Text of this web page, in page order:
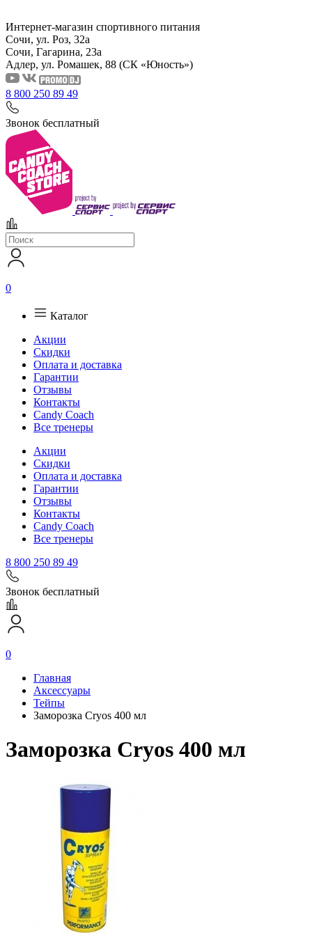
Интернет-магазин спортивного питания
Сочи, ул. Роз, 32а
Сочи, Гагарина, 23а
Адлер, ул. Ромашек, 88 (СК «Юность»)
8 800 250 89 49
Звонок бесплатный
0
Каталог
Акции
Скидки
Оплата и доставка
Гарантии
Отзывы
Контакты
Candy Coach
Все тренеры
Акции
Скидки
Оплата и доставка
Гарантии
Отзывы
Контакты
Candy Coach
Все тренеры
8 800 250 89 49
Звонок бесплатный
0
Главная
Аксессуары
Тейпы
Заморозка Cryos 400 мл
Заморозка Cryos 400 мл